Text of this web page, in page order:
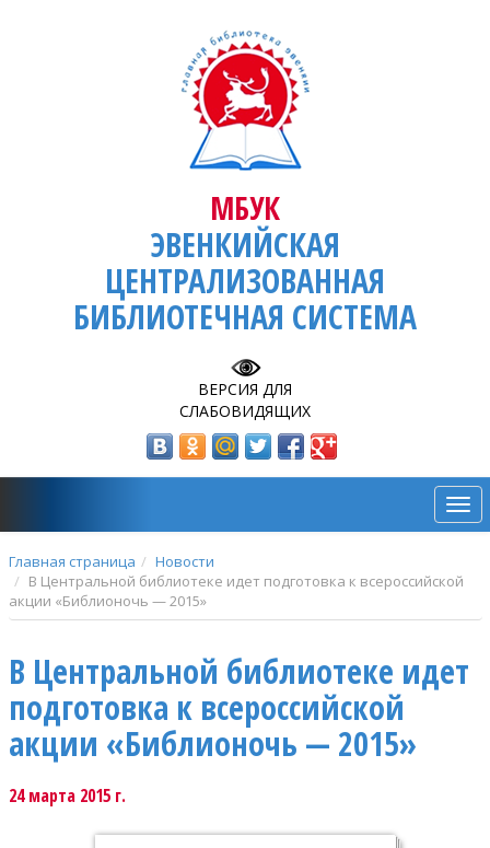
МБУК
ЭВЕНКИЙСКАЯ
ЦЕНТРАЛИЗОВАННАЯ
БИБЛИОТЕЧНАЯ СИСТЕМА
ВЕРСИЯ ДЛЯ
СЛАБОВИДЯЩИХ
Главная страница
Новости
В Центральной библиотеке идет подготовка к всероссийской
акции «Библионочь — 2015»
В Центральной библиотеке идет
подготовка к всероссийской
акции «Библионочь — 2015»
24 марта 2015 г.